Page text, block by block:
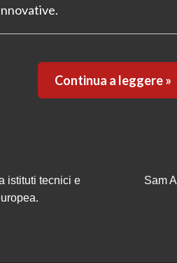
Continua a leggere »
istituti tecnici e
Sam